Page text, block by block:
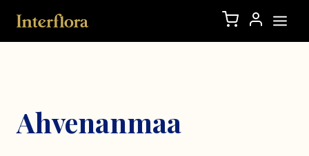
Ahvenanmaa